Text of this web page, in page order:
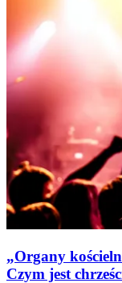
„Organy
Czym jest